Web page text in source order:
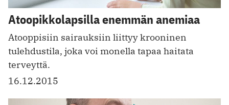
Atoopikkolapsilla enemmän anemiaa
Atooppisiin sairauksiin liittyy krooninen
tulehdustila, joka voi monella tapaa haitata
terveyttä.
16.12.2015